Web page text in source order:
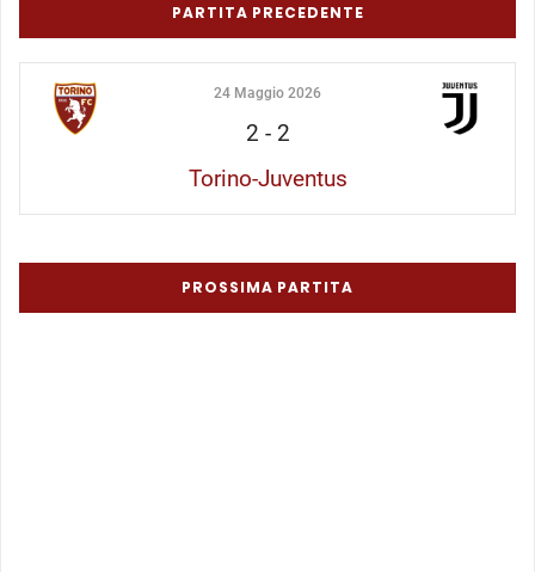
PARTITA PRECEDENTE
24 Maggio 2026
2 - 2
Torino-Juventus
PROSSIMA PARTITA